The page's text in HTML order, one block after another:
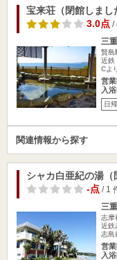
宝来荘（閉館しまし
3.0点/
三
賢島
近鉄
Cよ
営
入
日
関連情報から探す
シャカ白亜紀の湯（
-点/ 1
三
志摩
近鉄
志島
営
入